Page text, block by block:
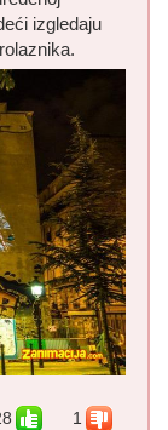
izgledaju
1